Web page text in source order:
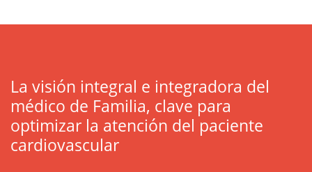
La visión integral e integradora del
médico de Familia, clave para
optimizar la atención del paciente
cardiovascular